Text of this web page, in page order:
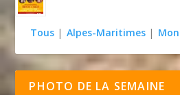
Tous | Alpes-Maritimes |
PHOTO DE LA SEMAINE